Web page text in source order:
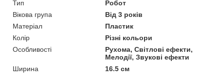
Тип
Робот
Вікова група
Від 3 років
Матеріал
Пластик
Колір
Різні кольори
Особливості
Рухома, Світлові ефекти,
Мелодії, Звукові ефекти
Ширина
16.5 см